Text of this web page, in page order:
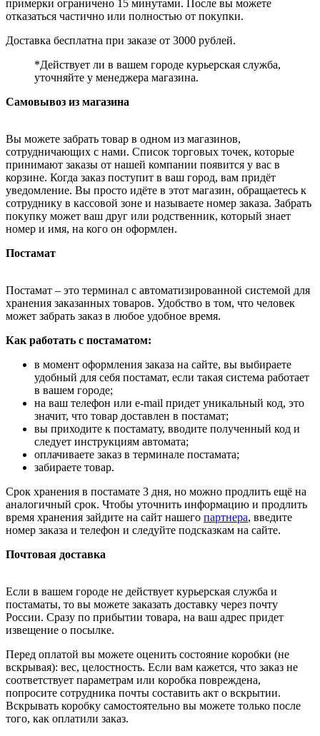
примерки ограничено 15 минутами. После вы можете
отказаться частично или полностью от покупки.
Доставка бесплатна при заказе от 3000 рублей.
*Действует ли в вашем городе курьерская служба,
уточняйте у менеджера магазина.
Самовывоз из магазина
Вы можете забрать товар в одном из магазинов,
сотрудничающих с нами. Список торговых точек, которые
принимают заказы от нашей компании появится у вас в
корзине. Когда заказ поступит в ваш город, вам придёт
уведомление. Вы просто идёте в этот магазин, обращаетесь к
сотруднику в кассовой зоне и называете номер заказа. Забрать
покупку может ваш друг или родственник, который знает
номер и имя, на кого он оформлен.
Постамат
Постамат – это терминал с автоматизированной системой для
хранения заказанных товаров. Удобство в том, что человек
может забрать заказ в любое удобное время.
Как работать с постаматом:
в момент оформления заказа на сайте, вы выбираете
удобный для себя постамат, если такая система работает
в вашем городе;
на ваш телефон или e-mail придет уникальный код, это
значит, что товар доставлен в постамат;
вы приходите к постамату, вводите полученный код и
следует инструкциям автомата;
оплачиваете заказ в терминале постамата;
забираете товар.
Срок хранения в постамате 3 дня, но можно продлить ещё на
аналогичный срок. Чтобы уточнить информацию и продлить
время хранения зайдите на сайт нашего партнера, введите
номер заказа и телефон и следуйте подсказкам на сайте.
Почтовая доставка
Если в вашем городе не действует курьерская служба и
постаматы, то вы можете заказать доставку через почту
России. Сразу по прибытии товара, на ваш адрес придет
извещение о посылке.
Перед оплатой вы можете оценить состояние коробки (не
вскрывая): вес, целостность. Если вам кажется, что заказ не
соответствует параметрам или коробка повреждена,
попросите сотрудника почты составить акт о вскрытии.
Вскрывать коробку самостоятельно вы можете только после
того, как оплатили заказ.